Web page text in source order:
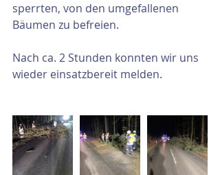
sperrten, von den umgefallenen
Bäumen zu befreien.
Nach ca. 2 Stunden konnten wir uns
wieder einsatzbereit melden.